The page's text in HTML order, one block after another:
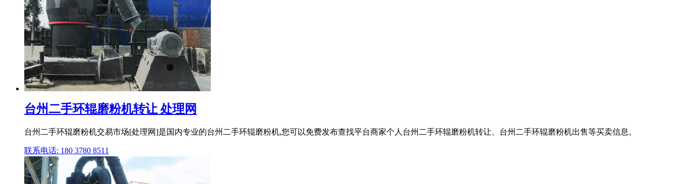
台州二手环辊磨粉机转让 处理网
台州二手环辊磨粉机交易市场[处理网]是国内专业的台州二手环辊磨粉机,您可以免费发布查找平台商家个人台州二手环辊磨粉机转让、台州二手环辊磨粉机出售等买卖信息。
联系电话: 180 3780 8511